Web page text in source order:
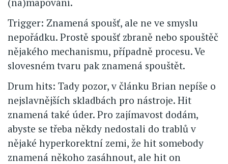
Trigger: Znamená spoušť, ale ne ve smyslu
nepořádku. Prostě spoušť zbraně nebo spouštěč
nějakého mechanismu, případně procesu. Ve
slovesném tvaru pak znamená spouštět.
Drum hits: Tady pozor, v článku Brian nepíše o
nejslavnějších skladbách pro nástroje. Hit
znamená také úder. Pro zajímavost dodám,
abyste se třeba někdy nedostali do trablů v
nějaké hyperkorektní zemi, že hit somebody
znamená někoho zasáhnout, ale hit on